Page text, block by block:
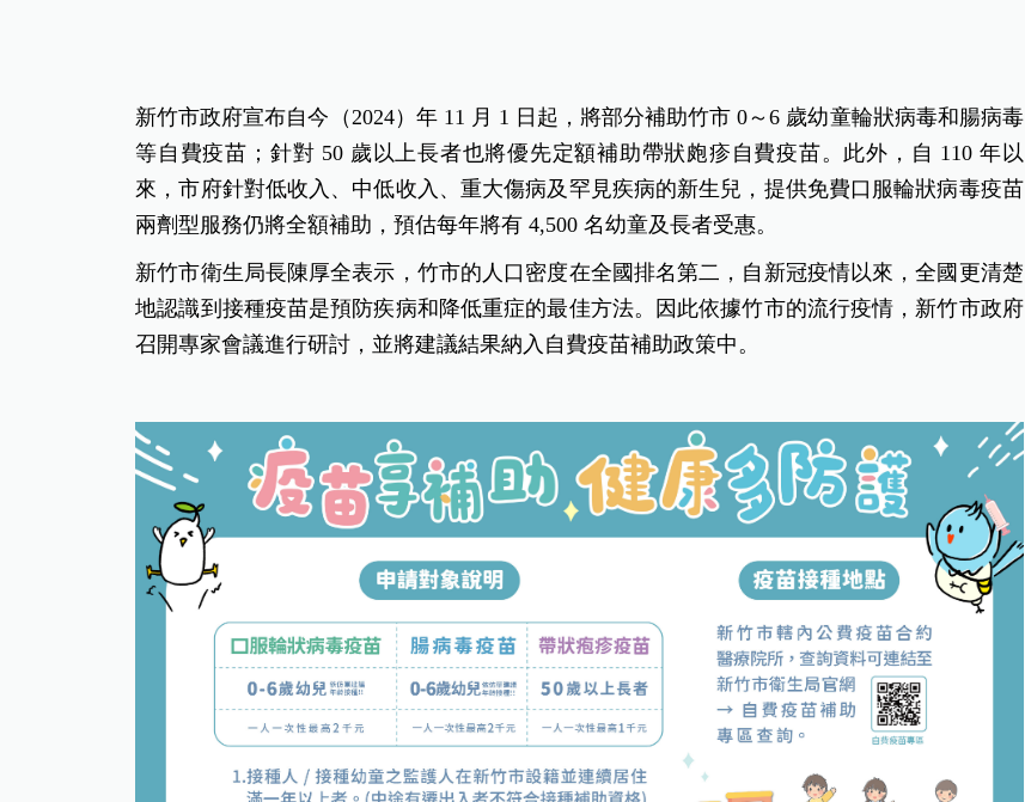
新竹市政府宣布自今（2024）年 11 月 1 日起，將部分補助竹市 0～6 歲幼童輪狀病毒和腸病毒
等自費疫苗；針對 50 歲以上長者也將優先定額補助帶狀皰疹自費疫苗。此外，自 110 年以
來，市府針對低收入、中低收入、重大傷病及罕見疾病的新生兒，提供免費口服輪狀病毒疫苗
兩劑型服務仍將全額補助，預估每年將有 4,500 名幼童及長者受惠。
新竹市衛生局長陳厚全表示，竹市的人口密度在全國排名第二，自新冠疫情以來，全國更清楚
地認識到接種疫苗是預防疾病和降低重症的最佳方法。因此依據竹市的流行疫情，新竹市政府
召開專家會議進行研討，並將建議結果納入自費疫苗補助政策中。